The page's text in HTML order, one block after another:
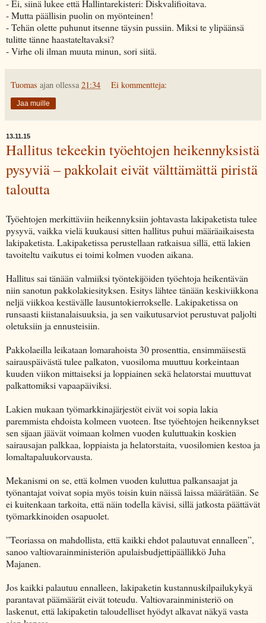
- Ei, siinä lukee että Hallintarekisteri: Diskvalifioitava.
- Mutta päällisin puolin on myönteinen!
- Tehän olette puhunut itsenne täysin pussiin. Miksi te ylipäänsä
tulitte tänne haastateltavaksi?
- Virhe oli ilman muuta minun, sori siitä.
Tuomas ajan ollessa 21:34 Ei kommentteja:
Jaa muille
13.11.15
Hallitus tekeekin työehtojen heikennyksistä
pysyviä – pakkolait eivät välttämättä piristä
taloutta
Työehtojen merkittäviin heikennyksiin johtavasta lakipaketista tulee
pysyvä, vaikka vielä kuukausi sitten hallitus puhui määräaikaisesta
lakipaketista. Lakipaketissa perustellaan ratkaisua sillä, että lakien
tavoiteltu vaikutus ei toimi kolmen vuoden aikana.
Hallitus sai tänään valmiiksi työntekijöiden työehtoja heikentävän
niin sanotun pakkolakiesityksen. Esitys lähtee tänään keskiviikkona
neljä viikkoa kestävälle lausuntokierrokselle. Lakipaketissa on
runsaasti kiistanalaisuuksia, ja sen vaikutusarviot perustuvat paljolti
oletuksiin ja ennusteisiin.
Pakkolaeilla leikataan lomarahoista 30 prosenttia, ensimmäisestä
sairauspäivästä tulee palkaton, vuosiloma muuttuu korkeintaan
kuuden viikon mittaiseksi ja loppiainen sekä helatorstai muuttuvat
palkattomiksi vapaapäiviksi.
Lakien mukaan työmarkkinajärjestöt eivät voi sopia lakia
paremmista ehdoista kolmeen vuoteen. Itse työehtojen heikennykset
sen sijaan jäävät voimaan kolmen vuoden kuluttuakin koskien
sairausajan palkkaa, loppiaista ja helatorstaita, vuosilomien kestoa ja
lomaltapaluukorvausta.
Mekanismi on se, että kolmen vuoden kuluttua palkansaajat ja
työnantajat voivat sopia myös toisin kuin näissä laissa määrätään. Se
ei kuitenkaan tarkoita, että näin todella kävisi, sillä jatkosta päättävät
työmarkkinoiden osapuolet.
”Teoriassa on mahdollista, että kaikki ehdot palautuvat ennalleen”,
sanoo valtiovarainministeriön apulaisbudjettipäällikkö Juha
Majanen.
Jos kaikki palautuu ennalleen, lakipaketin kustannuskilpailukykyä
parantavat päämäärät eivät toteudu. Valtiovarainministeriö on
laskenut, että lakipaketin taloudelliset hyödyt alkavat näkyä vasta